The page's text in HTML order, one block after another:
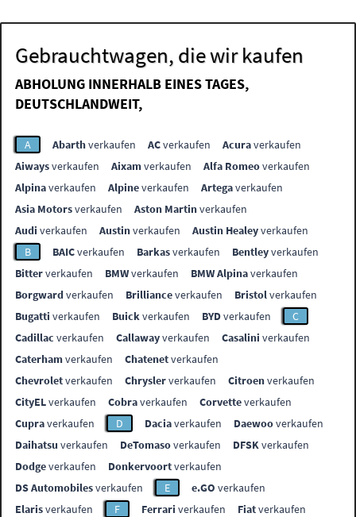
Gebrauchtwagen, die wir kaufen
ABHOLUNG INNERHALB EINES TAGES,
DEUTSCHLANDWEIT,
A Abarthverkaufen ACverkaufen Acuraverkaufen
Aiwaysverkaufen Aixamverkaufen Alfa Romeoverkaufen
Alpinaverkaufen Alpineverkaufen Artegaverkaufen
Asia Motorsverkaufen Aston Martinverkaufen
Audi verkaufen Austinverkaufen Austin Healeyverkaufen
B
BAICverkaufen Barkasverkaufen Bentleyverkaufen
Bitterverkaufen BMWverkaufen BMW Alpinaverkaufen
Borgwardverkaufen Brillianceverkaufen Bristolverkaufen
Bugatti verkaufen Buickverkaufen BYDverkaufen
C
Cadillac verkaufen Callawayverkaufen Casalini verkaufen
Caterhamverkaufen Chatenetverkaufen
Chevroletverkaufen Chryslerverkaufen Citroenverkaufen
CityELverkaufen Cobraverkaufen Corvetteverkaufen
Cupraverkaufen D Daciaverkaufen Daewooverkaufen
Daihatsu verkaufen DeTomasoverkaufen DFSKverkaufen
Dodgeverkaufen Donkervoortverkaufen
DS Automobilesverkaufen E e.GO verkaufen
Elarisverkaufen F Ferrari verkaufen Fiatverkaufen